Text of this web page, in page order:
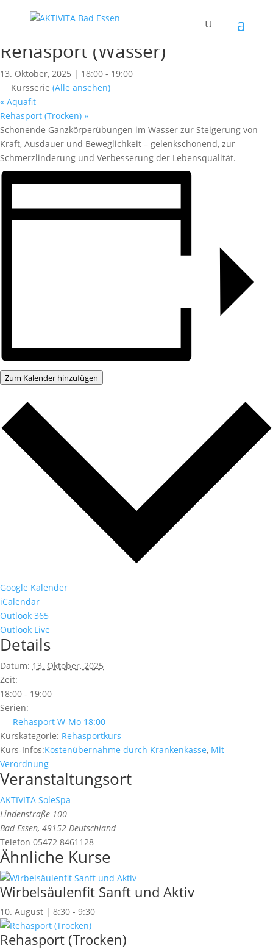
« Alle Kurse
Rehasport (Wasser)
13. Oktober, 2025 | 18:00 - 19:00
Kursserie (Alle ansehen)
« Aquafit
Rehasport (Trocken) »
Schonende Ganzkörperübungen im Wasser zur Steigerung von
Kraft, Ausdauer und Beweglichkeit – gelenkschonend, zur
Schmerzlinderung und Verbesserung der Lebensqualität.
Zum Kalender hinzufügen
Google Kalender
iCalendar
Outlook 365
Outlook Live
Details
Datum: 13. Oktober, 2025
Zeit:
18:00 - 19:00
Serien:
Rehasport W-Mo 18:00
Kurskategorie: Rehasportkurs
Kurs-Infos:Kostenübernahme durch Krankenkasse, Mit
Verordnung
Veranstaltungsort
AKTIVITA SoleSpa
Lindenstraße 100
Bad Essen, 49152 Deutschland
Telefon 05472 8461128
Ähnliche Kurse
Wirbelsäulenfit Sanft und Aktiv
10. August | 8:30 - 9:30
Rehasport (Trocken)